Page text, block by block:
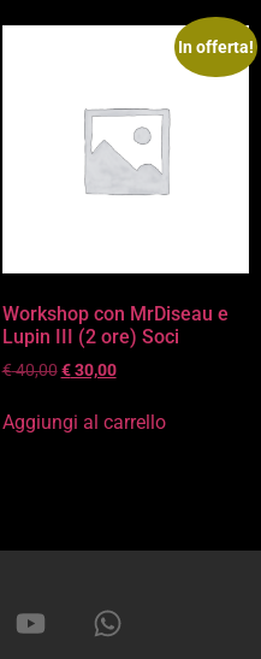
In offerta!
Workshop con MrDiseau e
Lupin III (2 ore) Soci
€40,00 €30,00
Aggiungi al carrello